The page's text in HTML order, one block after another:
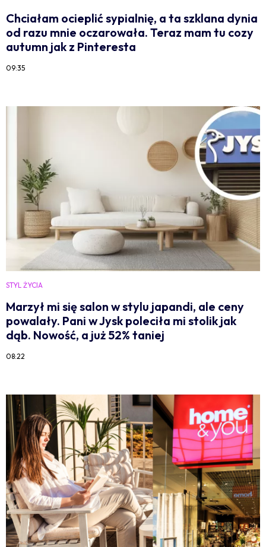
Chciałam ocieplić sypialnię, a ta szklana dynia
od razu mnie oczarowała. Teraz mam tu cozy
autumn jak z Pinteresta
09:35
STYL ŻYCIA
Marzył mi się salon w stylu japandi, ale ceny
powalały. Pani w Jysk poleciła mi stolik jak
dąb. Nowość, a już 52% taniej
08:22